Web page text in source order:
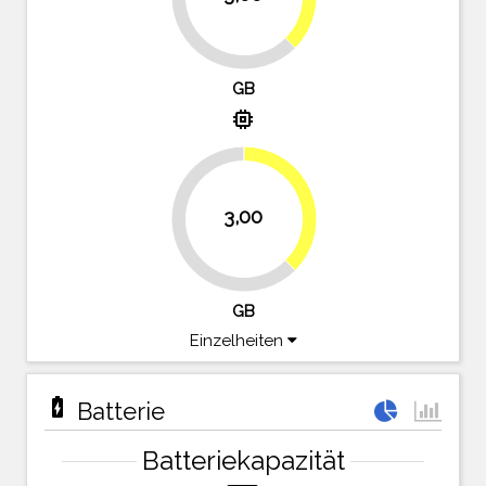
62.5%
GB
memory
3,00
62.5%
37.5%
GB
Einzelheiten
battery_charging_full Batterie
Batteriekapazität